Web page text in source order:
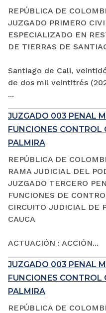
REPÚBLICA DE
JUZGADO PRIMERO
ESPECIALIZADO EN
DE TIERRAS DE
Santiago de Cali,
de dos mil veintitrés
...
JUZGADO 003 PENAL
FUNCIONES CONTROL
PALMIRA
REPÚBLICA DE
RAMA JUDICIAL DEL
JUZGADO TERCERO
FUNCIONES DE
CIRCUITO JUDICIAL DE
CAUCA
ACTUACIÓN : ACCIÓN...
JUZGADO 003 PENAL
FUNCIONES CONTROL
PALMIRA
REPÚBLICA DE